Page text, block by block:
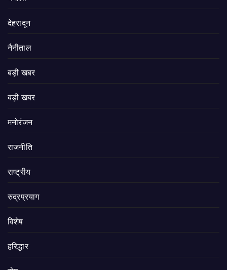
देहरादून
नैनीताल
बड़ी खबर
बड़ी खबर
मनोरंजन
राजनीति
राष्ट्रीय
रुद्रप्रयाग
विशेष
हरिद्धार